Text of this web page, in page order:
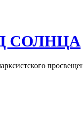
СОЛНЦА